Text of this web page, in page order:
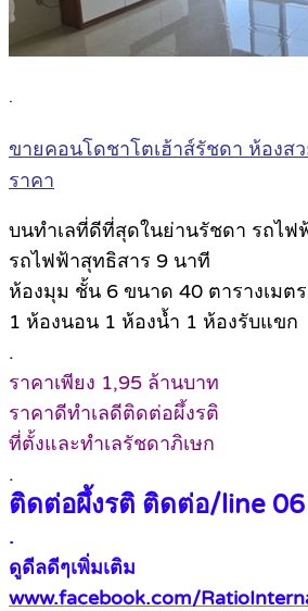
.
ขายคอนโดชาโตเฮ้าส์รัชดา ห้องส
ราคา
บนทำเลที่ดีที่สุดในย่านรัชดา รถไฟ
รถไฟฟ้าสุทธิสาร 9 นาที
ห้องมุม ชั้น 6 ขนาด 40 ตารางเมตร
1 ห้องนอน 1 ห้องน้ำ 1 ห้องรับแขก
.
ราคาเพียง 1,95 ล้านบาท
ราคาดีทำเลดีติดต่อผึ้งรติ
ที่ตั้งและทำเลรัชดาภิเษก
.
ติดต่อผึ้งรติ ติดต่อ/line
.
ดูดีลดีๆเพิ่มเติม
www.facebook.com/